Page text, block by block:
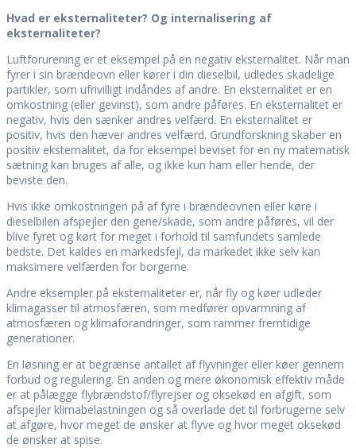
Hvad er eksternaliteter? Og internalisering af
eksternaliteter?
Luftforurening er et eksempel på en negativ eksternalitet. Når man
fyrer i sin brændeovn eller kører i din dieselbil, udledes skadelige
partikler, som ufrivilligt indåndes af andre. En eksternalitet er en
omkostning (eller gevinst), som andre påføres. En eksternalitet er
negativ, hvis den sænker andres velfærd. En eksternalitet er
positiv, hvis den hæver andres velfærd. Grundforskning skaber en
positiv eksternalitet, da for eksempel beviset for en ny matematisk
sætning kan bruges af alle, og ikke kun ham eller hende, der
beviste den.
Hvis ikke omkostningen på af fyre i brændeovnen eller køre i
dieselbilen afspejler den gene/skade, som andre påføres, vil der
blive fyret og kørt for meget i forhold til samfundets samlede
bedste. Det kaldes en markedsfejl, da markedet ikke selv kan
maksimere velfærden for borgerne.
Andre eksempler på eksternaliteter er, når fly og køer udleder
klimagasser til atmosfæren, som medfører opvarmning af
atmosfæren og klimaforandringer, som rammer fremtidige
generationer.
En løsning er at begrænse antallet af flyvninger eller køer gennem
forbud og regulering. En anden og mere økonomisk effektiv måde
er at pålægge flybrændstof/flyrejser og oksekød en afgift, som
afspejler klimabelastningen og så overlade det til forbrugerne selv
at afgøre, hvor meget de ønsker at flyve og hvor meget oksekød
de ønsker at spise.